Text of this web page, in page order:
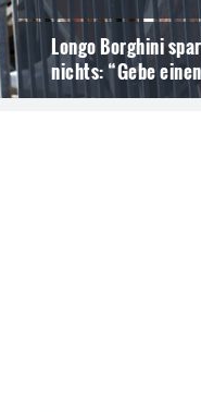
Longo Borghini
nichts: “Gebe